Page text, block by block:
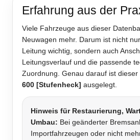
Erfahrung aus der
Viele Fahrzeuge aus dieser
Neuwagen mehr. Darum ist nicht
Leitung wichtig, sondern auch
Leitungsverlauf und die passende
Zuordnung. Genau darauf ist dieser
600 [Stufenheck] ausgelegt.
Hinweis für Restaurierung,
Umbau: Bei geänderter
Importfahrzeugen oder nicht